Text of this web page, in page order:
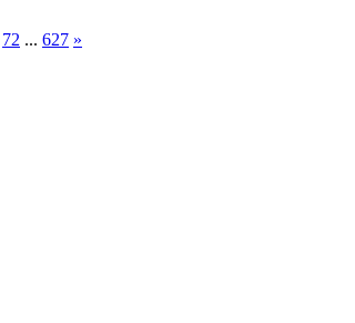
72 ... 627 »